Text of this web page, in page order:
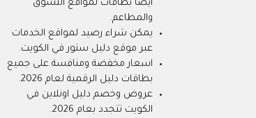
ايضا بطاقات لمواقع التسوق
والمطاعم.
يمكن شراء رصيد لمواقع الخدمات
عبر موقع دليل ستور في الكويت.
اسعار مخفضة ومنافسة على جميع
بطاقات دليل الرقمية لعام 2026.
عروض وخصم دليل اونلاين في
الكويت تتجدد بعام 2026.